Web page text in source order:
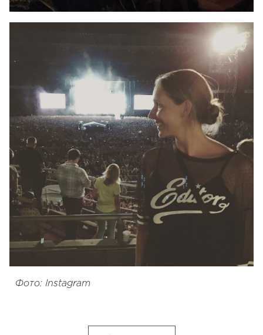
Фото: Instagram